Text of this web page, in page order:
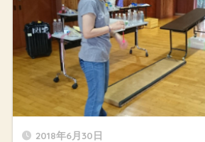
2018年6月30日